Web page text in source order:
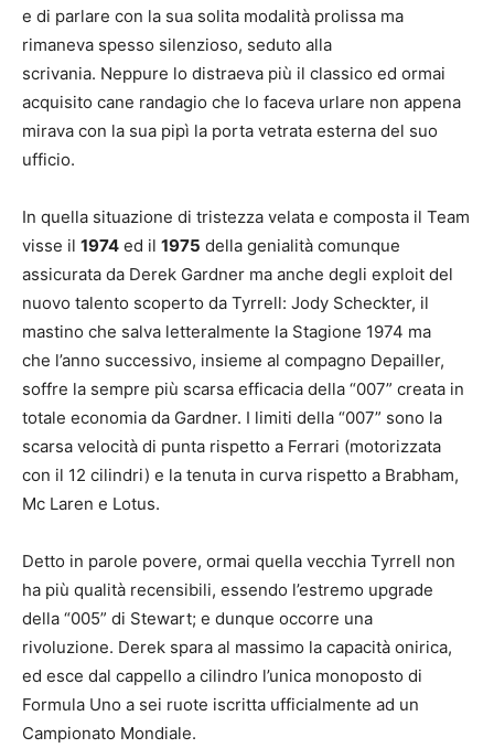
e di parlare con la sua solita modalità prolissa ma
rimaneva spesso silenzioso, seduto alla
scrivania. Neppure lo distraeva più il classico ed ormai
acquisito cane randagio che lo faceva urlare non appena
mirava con la sua pipì la porta vetrata esterna del suo
ufficio.
In quella situazione di tristezza velata e composta il Team
visse il 1974 ed il 1975 della genialità comunque
assicurata da Derek Gardner ma anche degli exploit del
nuovo talento scoperto da Tyrrell: Jody Scheckter, il
mastino che salva letteralmente la Stagione 1974 ma
che l’anno successivo, insieme al compagno Depailler,
soffre la sempre più scarsa efficacia della “007” creata in
totale economia da Gardner. I limiti della “007” sono la
scarsa velocità di punta rispetto a Ferrari (motorizzata
con il 12 cilindri) e la tenuta in curva rispetto a Brabham,
Mc Laren e Lotus.
Detto in parole povere, ormai quella vecchia Tyrrell non
ha più qualità recensibili, essendo l’estremo upgrade
della “005” di Stewart; e dunque occorre una
rivoluzione. Derek spara al massimo la capacità onirica,
ed esce dal cappello a cilindro l’unica monoposto di
Formula Uno a sei ruote iscritta ufficialmente ad un
Campionato Mondiale.